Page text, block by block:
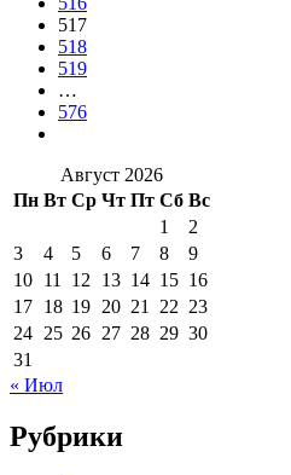
517
518
519
…
576
Август 2026
Пн Вт Ср Чт Пт Сб Вс
1
2
3
4 5 6 7 8
9
10 11 12 13 14 15 16
17 18 19 20 21 22 23
24 25 26 27 28 29 30
31
« Июл
Рубрики